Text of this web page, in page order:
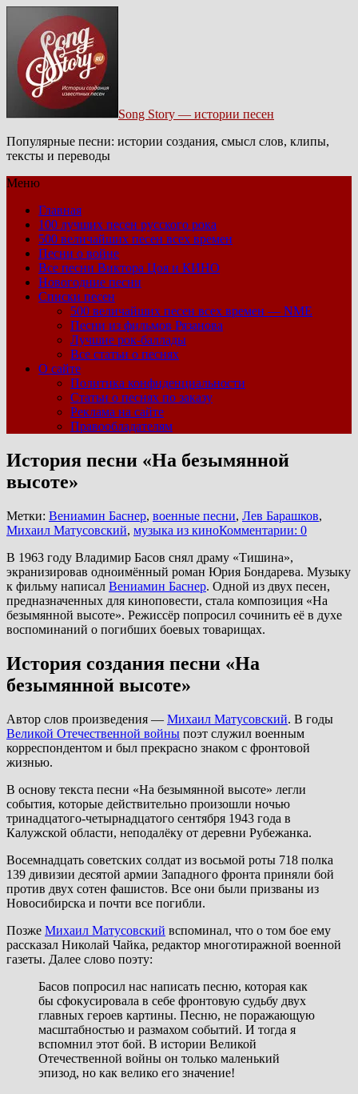
Song Story — истории песен
Популярные песни: истории создания, смысл слов, клипы,
тексты и переводы
Меню
Главная
100 лучших песен русского рока
500 величайших песен всех времен
Песни о войне
Все песни Виктора Цоя и КИНО
Новогодние песни
Списки песен
500 величайших песен всех времен — NME
Песни из фильмов Рязанова
Лучшие рок-баллады
Все статьи о песнях
О сайте
Политика конфиденциальности
Статьи о песнях по заказу
Реклама на сайте
Правообладателям
История песни «На безымянной
высоте»
Метки: Вениамин Баснер, военные песни, Лев Барашков,
Михаил Матусовский, музыка из киноКомментарии: 0
В 1963 году Владимир Басов снял драму «Тишина»,
экранизировав одноимённый роман Юрия Бондарева. Музыку
к фильму написал Вениамин Баснер. Одной из двух песен,
предназначенных для киноповести, стала композиция «На
безымянной высоте». Режиссёр попросил сочинить её в духе
воспоминаний о погибших боевых товарищах.
История создания песни «На
безымянной высоте»
Автор слов произведения — Михаил Матусовский. В годы
Великой Отечественной войны поэт служил военным
корреспондентом и был прекрасно знаком с фронтовой
жизнью.
В основу текста песни «На безымянной высоте» легли
события, которые действительно произошли ночью
тринадцатого-четырнадцатого сентября 1943 года в
Калужской области, неподалёку от деревни Рубежанка.
Восемнадцать советских солдат из восьмой роты 718 полка
139 дивизии десятой армии Западного фронта приняли бой
против двух сотен фашистов. Все они были призваны из
Новосибирска и почти все погибли.
Позже Михаил Матусовский вспоминал, что о том бое ему
рассказал Николай Чайка, редактор многотиражной военной
газеты. Далее слово поэту:
Басов попросил нас написать песню, которая как
бы сфокусировала в себе фронтовую судьбу двух
главных героев картины. Песню, не поражающую
масштабностью и размахом событий. И тогда я
вспомнил этот бой. В истории Великой
Отечественной войны он только маленький
эпизод, но как велико его значение!